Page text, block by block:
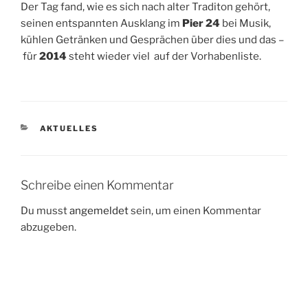
Der Tag fand, wie es sich nach alter Traditon gehört,
seinen entspannten Ausklang im Pier 24 bei Musik,
kühlen Getränken und Gesprächen über dies und das –
für2014 steht wieder viel auf der Vorhabenliste.
KATEGORIEN
AKTUELLES
Schreibe einen Kommentar
Du musstangemeldetsein, um einen Kommentar
abzugeben.